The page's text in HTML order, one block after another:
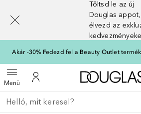
Töltsd le az új
Douglas
élvezd az
Akár -30% Fedezd fel a Beauty Outlet
MenüMenü megnyitása
A fiókomhoz
Menj vissza
Keresés végrehajtása
[navigation.slideout.screenreader]